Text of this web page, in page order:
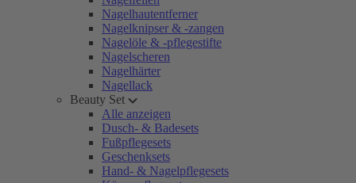
Nagelhautentferner
Nagelknipser & -zangen
Nagelöle & -pflegestifte
Nagelscheren
Nagelhärter
Nagellack
Beauty Set
Alle anzeigen
Dusch- & Badesets
Fußpflegesets
Geschenksets
Hand- & Nagelpflegesets